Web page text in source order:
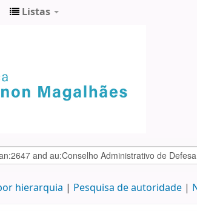
Listas
hierarquia Pesquisa de autoridade